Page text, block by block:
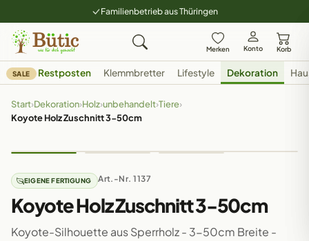
Familienbetrieb aus Thüringen
Merken Konto Korb
SALE Restposten Klemmbretter Lifestyle Dekoration
Start›Dekoration›Holz›unbehandelt›Tiere›
Koyote Holz Zuschnitt 3-50cm
EIGENE FERTIGUNG Art.-Nr. 1137
Koyote Holz Zuschnitt 3-50cm
Koyote-Silhouette aus Sperrholz - 3-50cm Breite -